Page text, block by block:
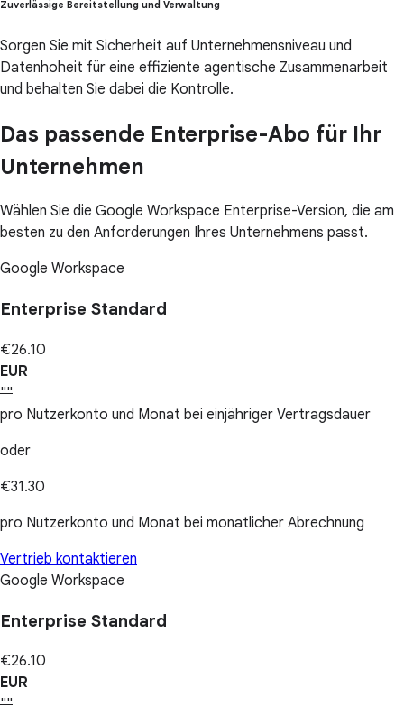
Zuverlässige Bereitstellung und Verwaltung
Sorgen Sie mit Sicherheit auf Unternehmensniveau und
Datenhoheit für eine effiziente agentische Zusammenarbeit
und behalten Sie dabei die Kontrolle.
Das passende Enterprise-Abo für Ihr
Unternehmen
Wählen Sie die Google Workspace Enterprise-Version, die am
besten zu den Anforderungen Ihres Unternehmens passt.
Google Workspace
Enterprise Standard
€26.10
EUR
""
pro Nutzerkonto und Monat bei einjähriger Vertragsdauer
oder
€31.30
pro Nutzerkonto und Monat bei monatlicher Abrechnung
Vertrieb kontaktieren
Google Workspace
Enterprise Standard
€26.10
EUR
""